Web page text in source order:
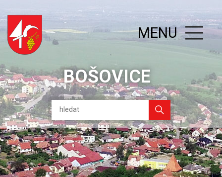
BOŠOVICE
MENU